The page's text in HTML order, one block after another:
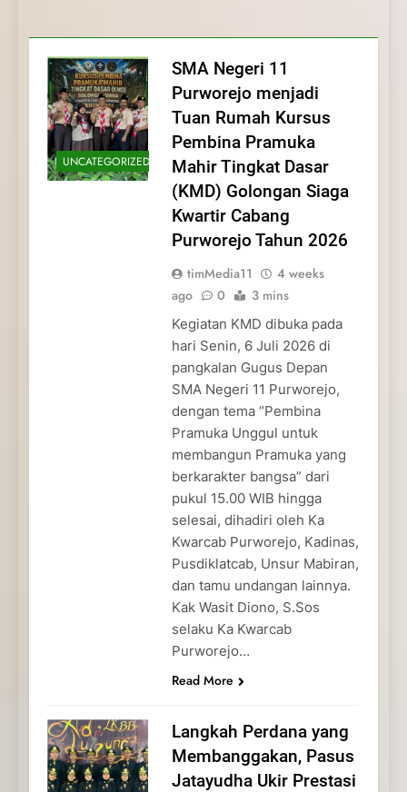
dan Pengabdian Generasi
Pramuka
Pramuka
Kepedulian
UNCATEGORIZED
SMA Negeri 11
Purworejo menjadi
Tuan Rumah Kursus
Pembina Pramuka
Mahir Tingkat Dasar
(KMD) Golongan Siaga
Kwartir Cabang
Purworejo Tahun 2026
timMedia11
4 weeks
ago
0 3 mins
Kegiatan KMD dibuka pada
hari Senin, 6 Juli 2026 di
pangkalan Gugus Depan
SMA Negeri 11 Purworejo,
dengan tema “Pembina
Pramuka Unggul untuk
membangun Pramuka yang
berkarakter bangsa” dari
pukul 15.00 WIB hingga
selesai, dihadiri oleh Ka
Kwarcab Purworejo, Kadinas,
Pusdiklatcab, Unsur Mabiran,
dan tamu undangan lainnya.
Kak Wasit Diono, S.Sos
selaku Ka Kwarcab
Purworejo…
Read More
Langkah Perdana yang
Membanggakan, Pasus
Jatayudha Ukir Prestasi